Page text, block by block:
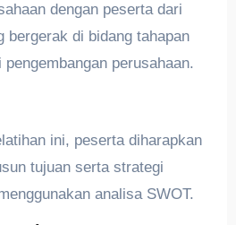
dengan peserta dari
bergerak di bidang tahapan
perusahaan.
ini, peserta diharapkan
tujuan serta strategi
analisa SWOT.